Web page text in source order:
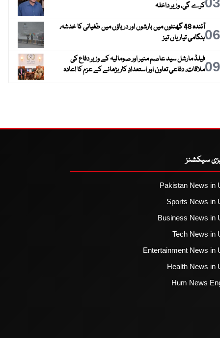
کرے گی، وزیر داخلہ
06
آئندہ 48 گھنٹوں میں بارشوں اور دریاؤں میں طغیانی کا خدشہ،
ہنگامی تیاریاں تیز
09فیلڈ مارشل سید عاصم منیر اور صومالیہ کے وزیر دفاع کی
ملاقات، دفاعی تعاون اور استعدادِ کار بڑھانے کے عزم کا اعادہ
سیکشنز
Pakistan News in
Sports News in
Business News in
Tech News in
Entertainment News in
Health News in
Hum News